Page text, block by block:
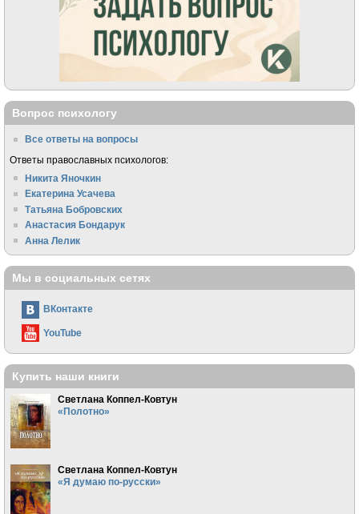
Вопрос психологу
Все ответы на вопросы
Ответы православных психологов:
Никита Яночкин
Екатерина Усачева
Татьяна Бобровских
Анастасия Бондарук
Анна Лелик
Мы в социальных сетях
ВКонтакте
YouTube
Купить наши книги
Светлана Коппел-Ковтун
«Полотно»
Светлана Коппел-Ковтун
«Я думаю по-русски»